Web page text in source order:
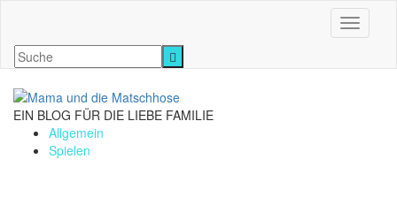
EIN BLOG FÜR DIE LIEBE FAMILIE
Allgemein
Spielen